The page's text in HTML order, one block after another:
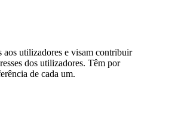
aos utilizadores e visam contribuir
dos utilizadores. Têm por
de cada um.